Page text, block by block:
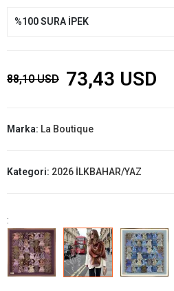
%100 SURA İPEK
88,10 USD 73,43 USD
Marka: La Boutique
Kategori: 2026 İLKBAHAR/YAZ
: